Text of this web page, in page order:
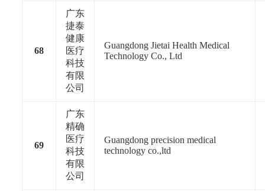
68
广东
捷泰
健康
医疗
科技
有限
公司
Guangdong Jietai Health Medical
Technology Co., Ltd
69
广东
精确
医疗
科技
有限
公司
Guangdong precision medical
technology co.,ltd